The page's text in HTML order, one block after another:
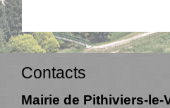
Contacts
Mairie de Pithiviers-le-